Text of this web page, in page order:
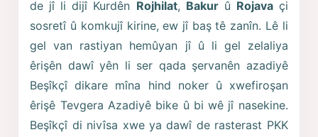
de jî li dijî Kurdên Rojhilat, Bakurû Rojavaçi
sosretî û komkujî kirine, ew jî baş tê zanîn. Lê li
gel van rastiyan hemûyan jî û li gel zelaliya
êrişên dawî yên li ser qada şervanên azadiyê
Beşîkçî dikare mîna hind noker û xwefiroşan
êrişê Tevgera Azadiyê bike û bi wê jî nasekine.
Beşîkçî di nivîsa xwe ya dawî de rasterast PKK